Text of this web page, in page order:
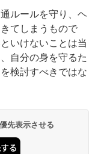
ルールを守り、ヘ
てしまうもので
いけないことは当
自分の身を守るた
検討すべきではな
先表示させる